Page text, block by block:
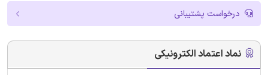
درخواست پشتیبانی
نماد اعتماد الکترونیکی